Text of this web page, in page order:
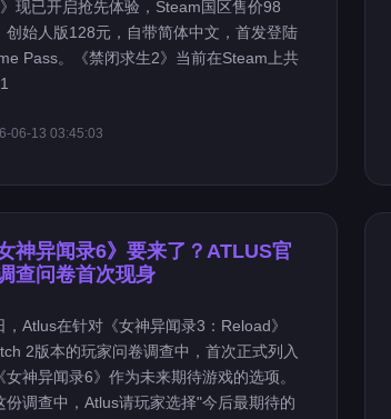
现已开启抢先体验，Steam国区售价98
创始人版128元，自带简体中文，首发登陆
Pass。《禁闭求生2》当前在Steam上共
06-13 03:45:03
女神异闻录6》要来了？ATLUS官
查问卷首次现身
，Atlus在针对《女神异闻录3：Reload》
2版本的玩家问卷调查中，首次正式列入
女神异闻录6》作为未来期待游戏的选项。
份调查中，Atlus请玩家选择"今后最期待的